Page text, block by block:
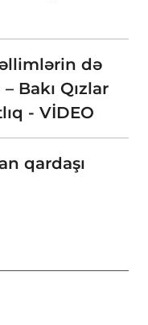
də
Bakı Qızlar
- VİDEO
qardaşı